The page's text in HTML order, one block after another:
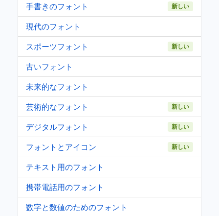
手書きのフォント 新しい
現代のフォント
スポーツフォント
新しい
古いフォント
未来的なフォント
芸術的なフォント
新しい
デジタルフォント 新しい
フォントとアイコン 新しい
テキスト用のフォント
携帯電話用のフォント
数字と数値のためのフォント